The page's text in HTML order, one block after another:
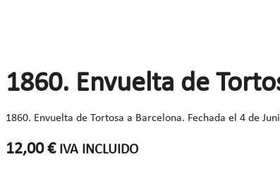
1860. Envuelta de
1860. Envuelta de Tortosa a Barcelona. Fechada el 4 de
12,00€ IVA INCLUIDO